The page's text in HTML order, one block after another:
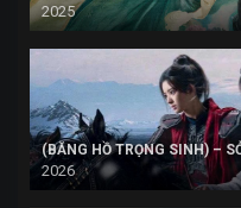
2025
(BĂNG HỒ TRỌNG SINH) –
2026